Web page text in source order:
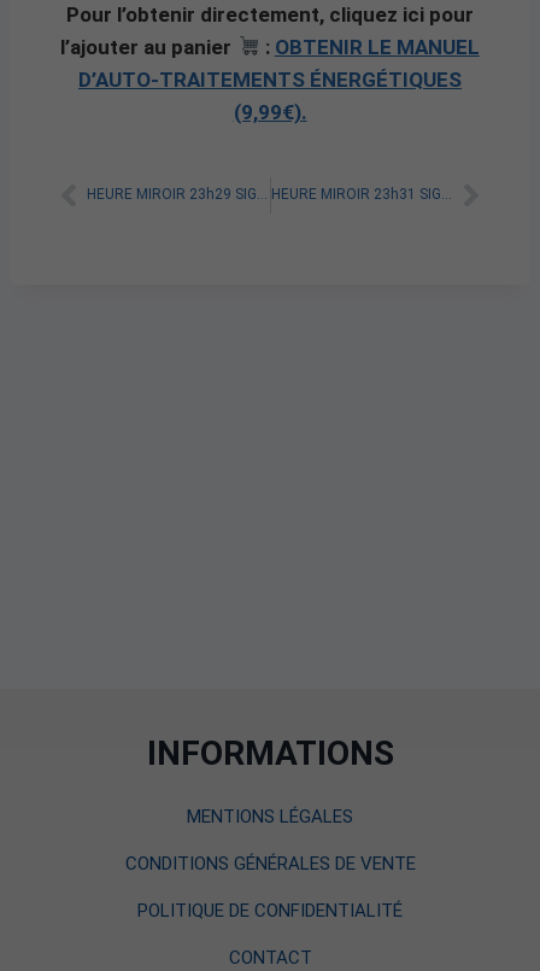
Pour l’obtenir directement, cliquez ici pour
l’ajouter au panier
: OBTENIR LE MANUEL
D’AUTO-TRAITEMENTS ÉNERGÉTIQUES
(9,99€).
HEURE MIROIR 23h29 SIGNIFICATION SPIRITUELLE [A LIRE] HEURE MIROIR 23h31 SIGNIFICATION SPIRITUELLE [A LIRE]
INFORMATIONS
MENTIONS LÉGALES
CONDITIONS GÉNÉRALES DE VENTE
POLITIQUE DE CONFIDENTIALITÉ
CONTACT